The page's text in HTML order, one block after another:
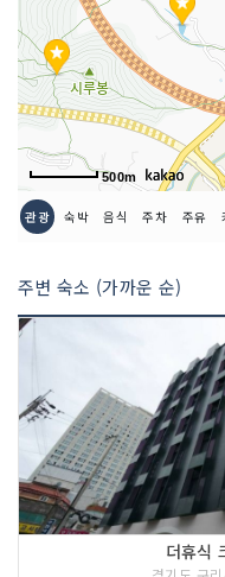
500m
관광 숙박 음식 주차 주유
주변 숙소 (가까운 순)
더휴식